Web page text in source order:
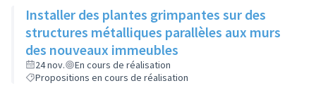
Installer des plantes grimpantes sur des
structures métalliques parallèles aux murs
des nouveaux immeubles
24 nov.
En cours de réalisation
Propositions en cours de réalisation